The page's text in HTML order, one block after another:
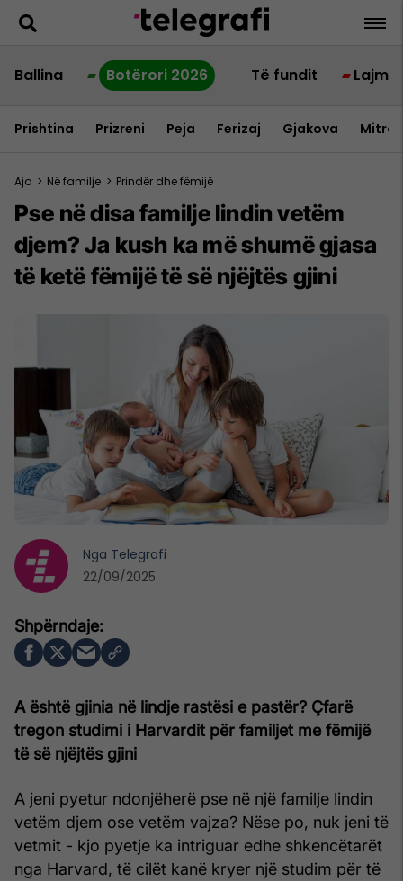
Ballina Botërori 2026 Të fundit Lajme
Prishtina Prizreni Peja Ferizaj Gjakova
Ajo > Në familje > Prindër dhe fëmijë
Pse në disa familje lindin vetëm
djem? Ja kush ka më shumë gjasa
të ketë fëmijë të së njëjtës gjini
A është gjinia në lindje rastësi e pastër? Çfarë
tregon studimi i Harvardit për familjet me fëmijë
të së njëjtës gjini
A jeni pyetur ndonjëherë pse në një familje lindin
vetëm djem ose vetëm vajza? Nëse po, nuk jeni të
vetmit - kjo pyetje ka intriguar edhe shkencëtarët
nga Harvard, të cilët kanë kryer një studim për të
Nga Telegrafi
22/09/2025